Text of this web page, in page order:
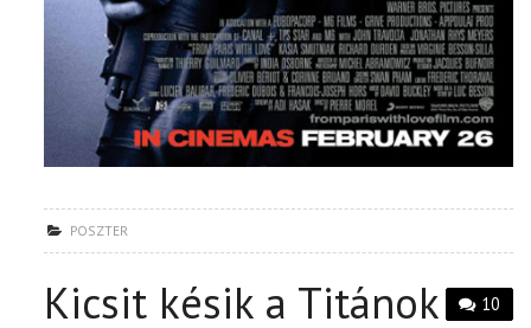
POSZTER
10
Kicsit késik a Titánok